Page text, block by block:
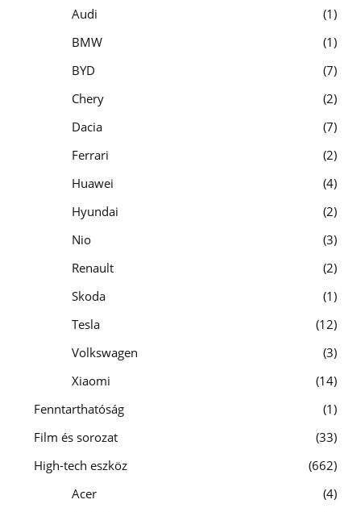
Audi
1
BMW
1
BYD
7
Chery
2
Dacia
7
Ferrari
2
Huawei
4
Hyundai
2
Nio
3
Renault
2
Skoda
1
Tesla
12
Volkswagen
3
Xiaomi
14
Fenntarthatóság
1
Film és sorozat
33
High-tech eszköz
662
Acer
4